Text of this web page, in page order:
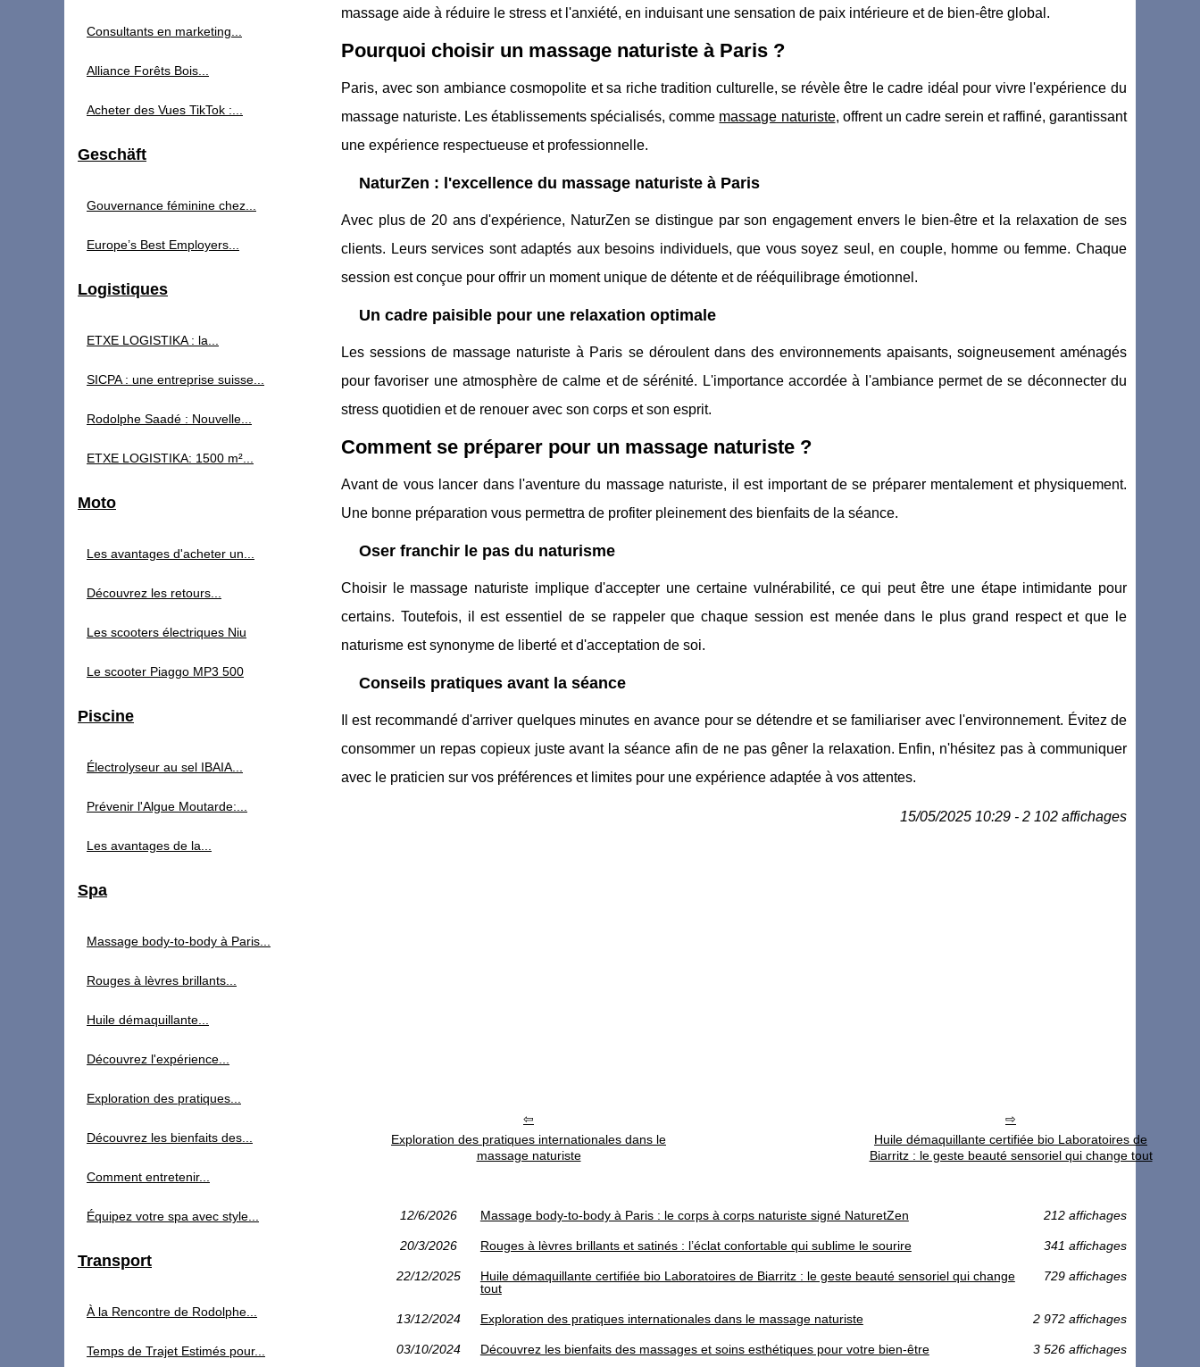
massage aide à réduire le stress et l'anxiété, en induisant une sensation de paix intérieure et de bien-être global.
Pourquoi choisir un massage naturiste à Paris ?
Paris, avec son ambiance cosmopolite et sa riche tradition culturelle, se révèle être le cadre idéal pour vivre l'expérience du
massage naturiste. Les établissements spécialisés, comme massage naturiste, offrent un cadre serein et raffiné, garantissant
une expérience respectueuse et professionnelle.
NaturZen : l'excellence du massage naturiste à Paris
Avec plus de 20 ans d'expérience, NaturZen se distingue par son engagement envers le bien-être et la relaxation de ses
clients. Leurs services sont adaptés aux besoins individuels, que vous soyez seul, en couple, homme ou femme. Chaque
session est conçue pour offrir un moment unique de détente et de rééquilibrage émotionnel.
Un cadre paisible pour une relaxation optimale
Les sessions de massage naturiste à Paris se déroulent dans des environnements apaisants, soigneusement aménagés
pour favoriser une atmosphère de calme et de sérénité. L'importance accordée à l'ambiance permet de se déconnecter du
stress quotidien et de renouer avec son corps et son esprit.
Comment se préparer pour un massage naturiste ?
Avant de vous lancer dans l'aventure du massage naturiste, il est important de se préparer mentalement et physiquement.
Une bonne préparation vous permettra de profiter pleinement des bienfaits de la séance.
Oser franchir le pas du naturisme
Choisir le massage naturiste implique d'accepter une certaine vulnérabilité, ce qui peut être une étape intimidante pour
certains. Toutefois, il est essentiel de se rappeler que chaque session est menée dans le plus grand respect et que le
naturisme est synonyme de liberté et d'acceptation de soi.
Conseils pratiques avant la séance
Il est recommandé d'arriver quelques minutes en avance pour se détendre et se familiariser avec l'environnement. Évitez de
consommer un repas copieux juste avant la séance afin de ne pas gêner la relaxation. Enfin, n'hésitez pas à communiquer
avec le praticien sur vos préférences et limites pour une expérience adaptée à vos attentes.
15/05/2025 10:29 - 2 102 affichages
Exploration des pratiques internationales dans le
massage naturiste
Huile démaquillante certifiée bio Laboratoires de
Biarritz : le geste beauté sensoriel qui change tout
12/6/2026 Massage body-to-body à Paris : le corps à corps naturiste signé NaturetZen 212 affichages
20/3/2026 Rouges à lèvres brillants et satinés : l’éclat confortable qui sublime le sourire 341 affichages
22/12/2025
Huile démaquillante certifiée bio Laboratoires de Biarritz : le geste beauté sensoriel qui change
tout
729 affichages
13/12/2024 Exploration des pratiques internationales dans le massage naturiste 2 972 affichages
03/10/2024 Découvrez les bienfaits des massages et soins esthétiques pour votre bien-être 3 526 affichages
Consultants en marketing...
Alliance Forêts Bois...
Acheter des Vues TikTok :...
Geschäft
Gouvernance féminine chez...
Europe’s Best Employers...
Logistiques
ETXE LOGISTIKA : la...
SICPA : une entreprise suisse...
Rodolphe Saadé : Nouvelle...
ETXE LOGISTIKA: 1500 m²...
Moto
Les avantages d'acheter un...
Découvrez les retours...
Les scooters électriques Niu
Le scooter Piaggo MP3 500
Piscine
Électrolyseur au sel IBAIA...
Prévenir l'Algue Moutarde:...
Les avantages de la...
Spa
Massage body-to-body à Paris...
Rouges à lèvres brillants...
Huile démaquillante...
Découvrez l'expérience...
Exploration des pratiques...
Découvrez les bienfaits des...
Comment entretenir...
Équipez votre spa avec style...
Transport
À la Rencontre de Rodolphe...
Temps de Trajet Estimés pour...